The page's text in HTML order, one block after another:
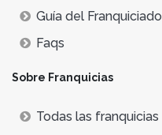
Guía del Franquiciado
Faqs
Sobre Franquicias
Todas las franquicias